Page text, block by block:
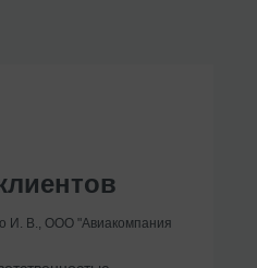
И. В., ООО "Авиакомпания